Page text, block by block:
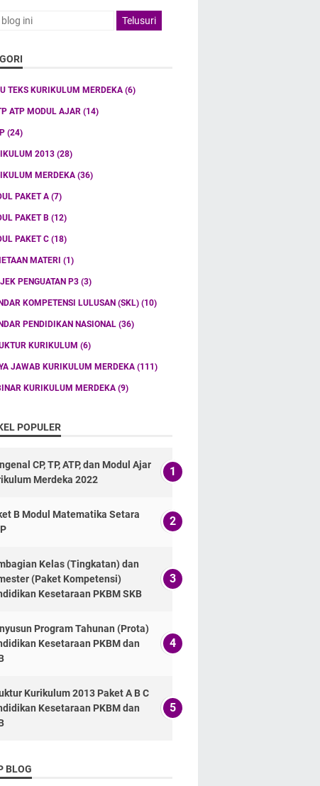
TEKS KURIKULUM MERDEKA (6)
ATP MODUL AJAR (14)
(24)
2013 (28)
MERDEKA (36)
PAKET A (7)
PAKET B (12)
PAKET C (18)
MATERI (1)
PENGUATAN P3 (3)
KOMPETENSI LULUSAN (SKL) (10)
PENDIDIKAN NASIONAL (36)
KURIKULUM (6)
JAWAB KURIKULUM MERDEKA (111)
KURIKULUM MERDEKA (9)
POPULER
CP, TP, ATP, dan Modul Ajar
Merdeka 2022
B Modul Matematika Setara
Kelas (Tingkatan) dan
(Paket Kompetensi)
Kesetaraan PKBM SKB
Program Tahunan (Prota)
Kesetaraan PKBM dan
Kurikulum 2013 Paket A B C
Kesetaraan PKBM dan
BLOG